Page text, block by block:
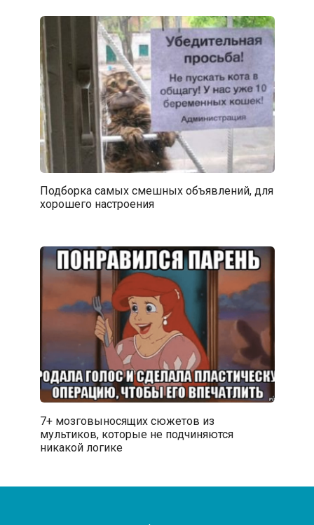
Подборка самых смешных объявлений, для
хорошего настроения
7+ мозговыносящих сюжетов из
мультиков, которые не подчиняются
никакой логике